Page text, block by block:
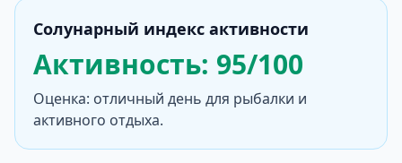
Солунарный индекс активности
Активность: 95/100
Оценка: отличный день для рыбалки и
активного отдыха.